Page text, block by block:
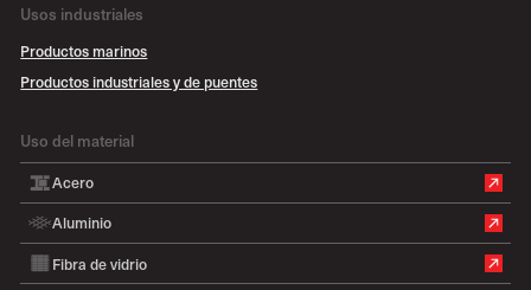
Usos industriales
Productos marinos
Productos industriales y de puentes
Uso del material
Acero
Aluminio
Fibra de vidrio